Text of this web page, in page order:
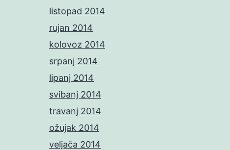
listopad 2014
rujan 2014
kolovoz 2014
srpanj 2014
lipanj 2014
svibanj 2014
travanj 2014
ožujak 2014
veljača 2014